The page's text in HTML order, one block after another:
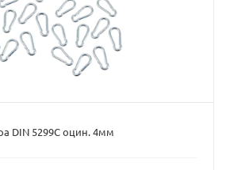
DIN 5299C оцин. 4мм